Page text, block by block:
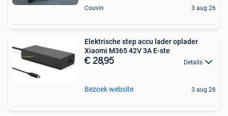
Couvin 3 aug 26
Elektrische step accu lader oplader
Xiaomi M365 42V 3A E-ste
€ 28,95 Details
Bezoek website 3 aug 26